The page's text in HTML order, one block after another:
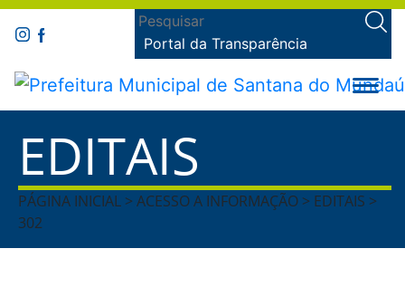
Portal da Transparência
EDITAIS
PÁGINA INICIAL > ACESSO A INFORMAÇÃO > EDITAIS >
302